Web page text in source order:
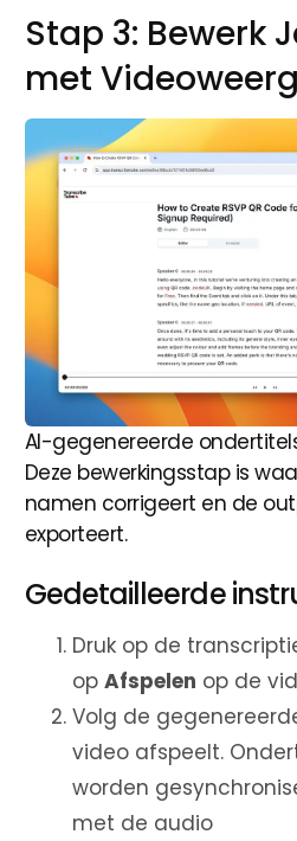
Stap 3: Bewerk
met
AI-gegenereerde
Deze bewerkingsstap is
namen corrigeert en de
exporteert.
Gedetailleerde
Druk op de
op Afspelen op de
Volg de
video afspeelt.
worden
met de audio